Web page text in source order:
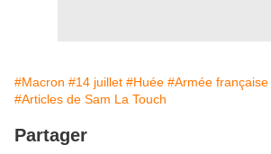
#Macron #14 juillet #Huée #Armée française
#Articles de Sam La Touch
Partager